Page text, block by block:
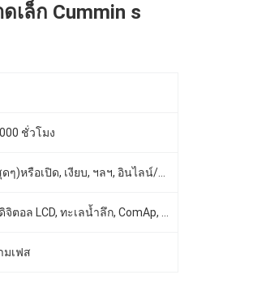
เล็ก Cummin s
ชั่วโมง
มเฟส